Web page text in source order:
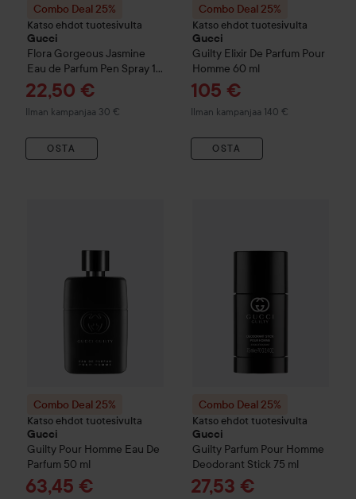
Combo Deal 25%
Katso ehdot tuotesivulta
Gucci
Flora Gorgeous Jasmine
Eau de Parfum Pen Spray 10
ml
Tarjoushinta
22,50 €
Ilman kampanjaa 30 €
OSTA
Combo Deal 25%
Katso ehdot tuotesivulta
Gucci
Guilty Elixir De Parfum Pour
Homme 60 ml
Tarjoushinta
105 €
Ilman kampanjaa 140 €
OSTA
Combo Deal 25%
Katso ehdot tuotesivulta
Gucci
Guilty Pour Homme Eau De
Parfum 50 ml
Tarjoushinta
63,45 €
Combo Deal 25%
Katso ehdot tuotesivulta
Gucci
Guilty Parfum Pour Homme
Deodorant Stick 75 ml
Tarjoushinta
27,53 €